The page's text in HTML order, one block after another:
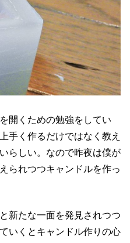
開くための勉強をしてい
手く作るだけではなく教え
らしい。なので昨夜は僕が
られつつキャンドルを作っ
新たな一面を発見されつつ
いくとキャンドル作りの心